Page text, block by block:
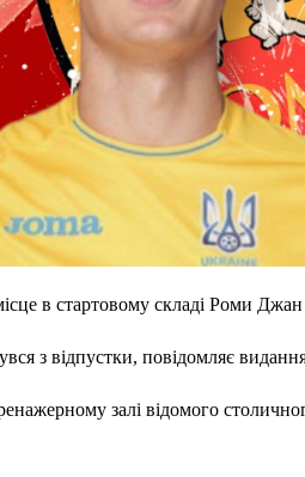
в стартовому складі Роми Джан
з відпустки, повідомляє
залі відомого